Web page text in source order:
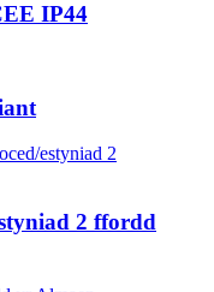
IP44
2 ffordd